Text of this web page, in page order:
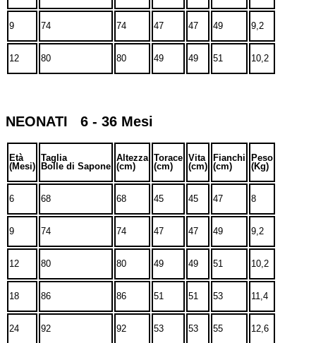
9 74 74 47 47 49 9,2
12 80 80 49 49 51 10,2
NEONATI 6 - 36 Mesi
Età
(Mesi)
Taglia
Bolle di Sapone
Altezza
(cm)
Torace
(cm)
Vita
(cm)
Fianchi
(cm)
Peso
(Kg)
6 68 68 45 45 47 8
9 74 74 47 47 49 9,2
12 80 80 49 49 51 10,2
18 86 86 51 51 53 11,4
24 92 92 53 53 55 12,6